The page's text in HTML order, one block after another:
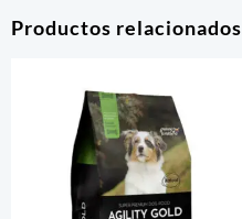
Productos relacionados